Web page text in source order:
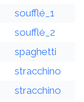
soufflé_1
soufflé_2
spaghetti
stracchino
stracchino